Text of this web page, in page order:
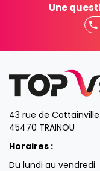
Une
43 rue de Cottainville
45470 TRAINOU
Horaires :
Du lundi au vendredi